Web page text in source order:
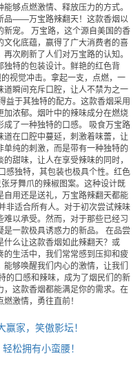
够点燃激情、释放压力的方式。
品——万宝路辣翻天！这款香烟以
宠。 万宝路，这个源自美国的香
化底蕴，赢得了广大消费者的喜
次刷新了人们对万宝路的认知。
特的包装设计。鲜艳的红色背
视觉冲击。拿起一支，点燃，一
瞬间充斥口腔，让人不禁为之一
益于其独特的配方。这款香烟采用
浓郁。烟叶中的辣味成分在燃烧
了一种独特的口感。 吸食万宝路
在口腔中蔓延，刺激着味蕾，让
纯的刺激，而是带有一种独特的
甜味，让人在享受辣味的同时，
感独特，其包装也极具个性。红色
牙舞爪的辣椒图案。这种设计既
用还是送礼，万宝路辣翻天都能
非适合所有人。对于初次尝试辣味
以承受。然而，对于那些已经习
一款极具诱惑力的新品。 在品尝
么让这款香烟如此辣翻天？或
生活中，我们常常感到压抑和疲
够唤醒我们内心的激情，让我们
的口感和辣味，成为了烟民们的新
这款香烟都能满足你的需求。在
激情，勇往直前！
家，笑傲影坛！
松拥有小蛮腰！